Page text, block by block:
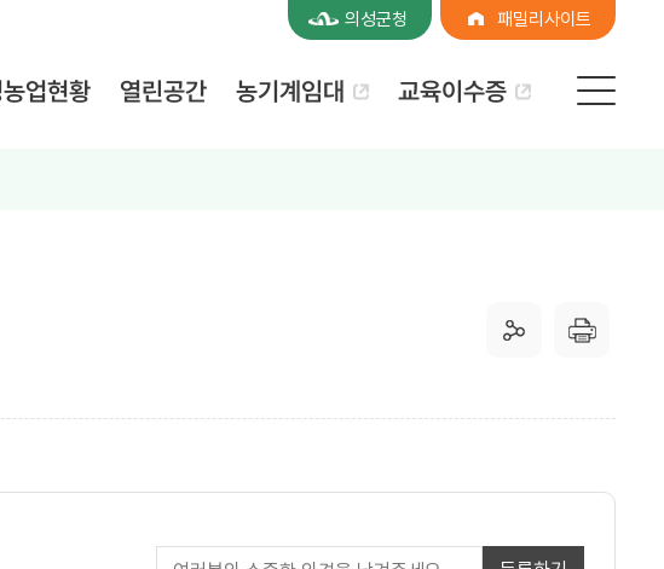
의성군청 패밀리사이트
업현황 열린공간 농기계임대 교육이수증